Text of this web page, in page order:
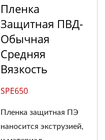
Пленка
Защитная ПВД-
Обычная
Средняя
Вязкость
SPE650
Пленка защитная ПЭ
наносится экструзией,